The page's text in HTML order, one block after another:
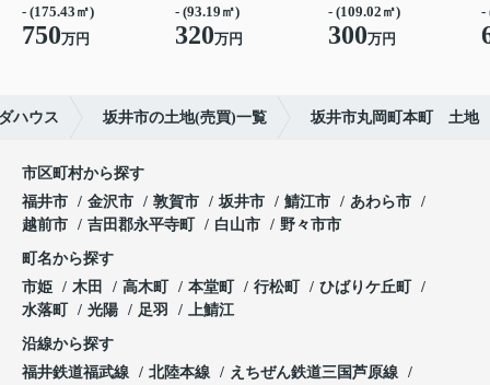
- (175.43㎡)
750万円
- (93.19㎡)
320万円
- (109.02㎡)
300万円
-
ハウス 坂井市の土地(売買)一覧 坂井市丸岡町本町 土地
市区町村から探す
福井市
金沢市 敦賀市 坂井市 鯖江市
あわら市
越前市
吉田郡永平寺町 白山市 野々市市
町名から探す
市姫
木田 高木町 本堂町 行松町
ひばりケ丘町
水落町
光陽 足羽 上鯖江
沿線から探す
福井鉄道福武線
北陸本線
えちぜん鉄道三国芦原線